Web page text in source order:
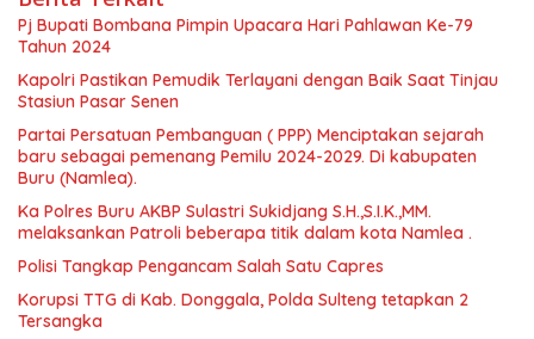
Pj Bupati Bombana Pimpin Upacara Hari Pahlawan Ke-79
Tahun 2024
Kapolri Pastikan Pemudik Terlayani dengan Baik Saat Tinjau
Stasiun Pasar Senen
Partai Persatuan Pembanguan ( PPP) Menciptakan sejarah
baru sebagai pemenang Pemilu 2024-2029. Di kabupaten
Buru (Namlea).
Ka Polres Buru AKBP Sulastri Sukidjang S.H.,S.I.K.,MM.
melaksankan Patroli beberapa titik dalam kota Namlea .
Polisi Tangkap Pengancam Salah Satu Capres
Korupsi TTG di Kab. Donggala, Polda Sulteng tetapkan 2
Tersangka